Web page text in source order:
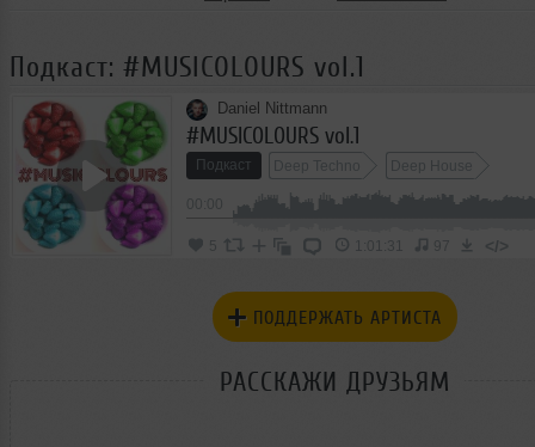
Подкаст: #MUSICOLOURS vol.1
Daniel Nittmann
#MUSICOLOURS vol.1
Подкаст Deep Techno Deep House
5 1:01:31 97 </>
ПОДДЕРЖАТЬ АРТИСТА
РАССКАЖИ ДРУЗЬЯМ